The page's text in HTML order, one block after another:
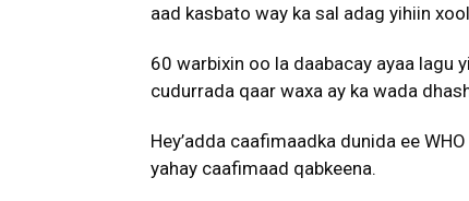
aad kasbato way ka sal adag yihiin
60 warbixin oo la daabacay ayaa lagu
cudurrada qaar waxa ay ka wada
Hey’adda caafimaadka dunida ee
yahay caafimaad qabkeena.